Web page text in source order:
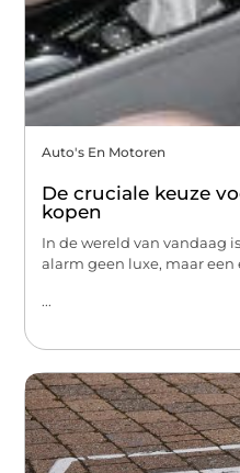
Auto's En Motoren
De cruciale keuze
kopen
In de wereld van vandaag
alarm geen luxe, maar een
...